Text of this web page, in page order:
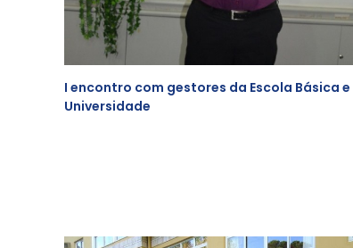
I encontro com gestores da Escola Básica e
Universidade